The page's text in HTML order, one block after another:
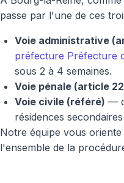
passe par l'une de ces
Voie administrative
préfecture Préfecture
sous 2 à 4 semaines.
Voie pénale (article
Voie civile (référé) —
résidences
Notre équipe vous
l'ensemble de la